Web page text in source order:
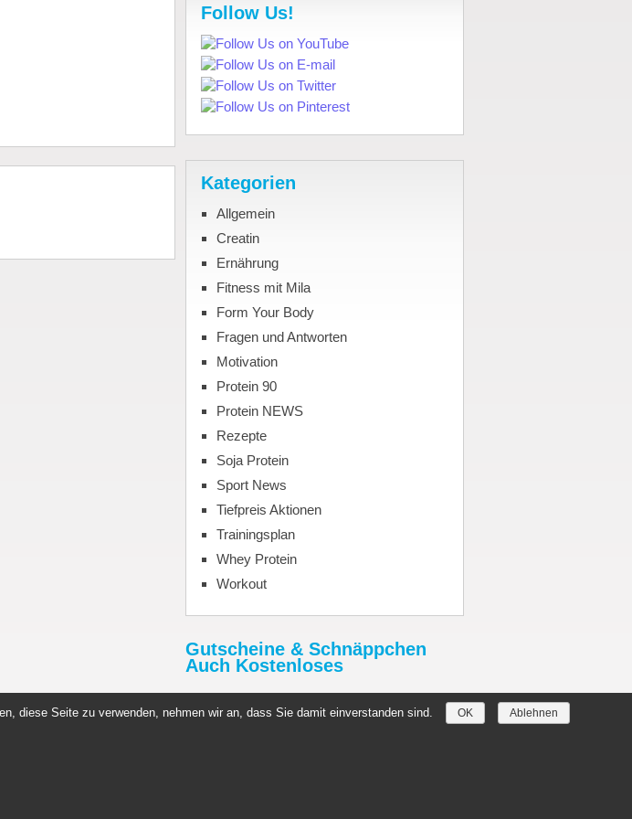
Follow Us!
Kategorien
Allgemein
Creatin
Ernährung
Fitness mit Mila
Form Your Body
Fragen und Antworten
Motivation
Protein 90
Protein NEWS
Rezepte
Soja Protein
Sport News
Tiefpreis Aktionen
Trainingsplan
Whey Protein
Workout
Gutscheine & Schnäppchen
Auch Kostenloses
RabattHimmel.de
diese Seite zu verwenden, nehmen wir an, dass Sie damit einverstanden sind. OK Ablehnen